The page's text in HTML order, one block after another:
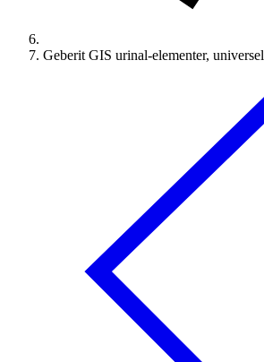
Geberit GIS urinal-elementer, universel